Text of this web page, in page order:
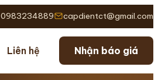
0983234889 capdientct@gmail.com
Liên hệ Nhận báo giá